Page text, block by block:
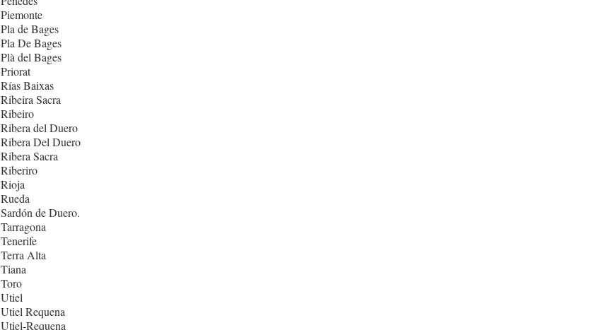
de Bages
De Bages
del Bages
Baixas
Sacra
del Duero
Del Duero
Sacra
de Duero.
Alta
Requena
Requena